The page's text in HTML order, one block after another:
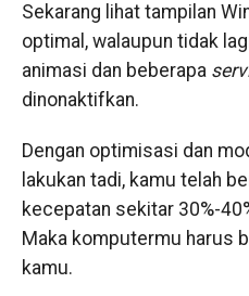
Sekarang lihat tampilan
optimal, walaupun tidak
animasi dan beberapa
dinonaktifkan.
Dengan optimisasi dan
lakukan tadi, kamu telah
kecepatan sekitar 30%-
Maka komputermu harus
kamu.